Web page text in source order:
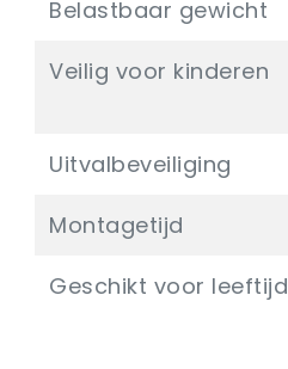
Belastbaar gewicht
Veilig voor kinderen
Uitvalbeveiliging
Montagetijd
Geschikt voor leeftijd